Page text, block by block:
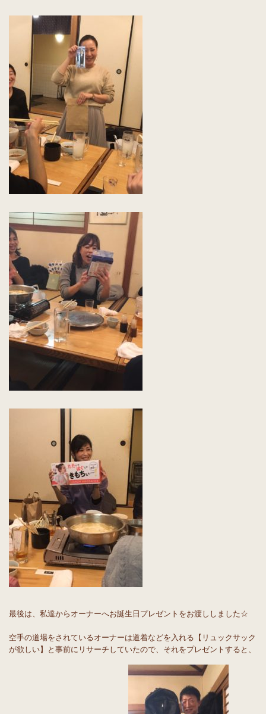
最後は、私達からオーナーへお誕生日プレゼントをお渡ししました☆
空手の道場をされているオーナーは道着などを入れる【リュックサック
が欲しい】と事前にリサーチしていたので、それをプレゼントすると、